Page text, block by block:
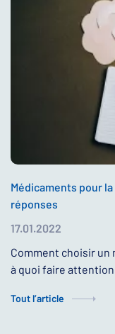
Médicaments pour
réponses
17.01.2022
Comment choisir un
à quoi faire
Tout l’article